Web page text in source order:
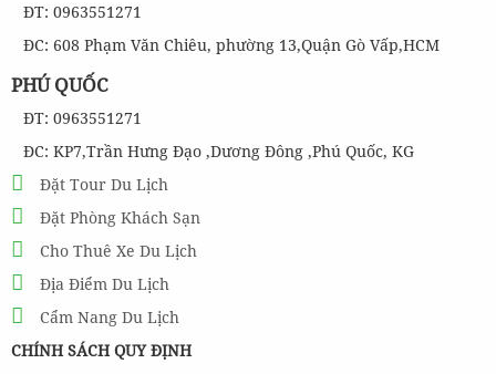
ĐT: 0963551271
ĐC: 608 Phạm Văn Chiêu, phường 13,Quận Gò Vấp,HCM
PHÚ QUỐC
ĐT: 0963551271
ĐC: KP7,Trần Hưng Đạo ,Dương Đông ,Phú Quốc, KG
Đặt Tour Du Lịch
Đặt Phòng Khách Sạn
Cho Thuê Xe Du Lịch
Địa Điểm Du Lịch
Cẩm Nang Du Lịch
CHÍNH SÁCH QUY ĐỊNH